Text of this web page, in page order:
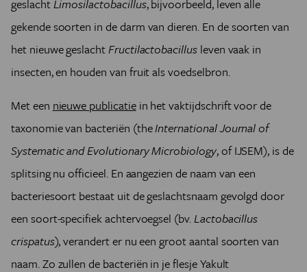
geslachtLimosilactobacillus, bijvoorbeeld, leven alle
gekende soorten in de darm van dieren. En de soorten van
het nieuwe geslachtFructilactobacillusleven vaak in
insecten, en houden van fruit als voedselbron.
Met een nieuwe publicatiein het vaktijdschrift voor de
taxonomie van bacteriën (theInternational Journal of
Systematic and Evolutionary Microbiology, of IJSEM), is de
splitsing nu officieel. En aangezien de naam van een
bacteriesoort bestaat uit de geslachtsnaam gevolgd door
een soort-specifiek achtervoegsel (bv.Lactobacillus
crispatus), verandert er nu een groot aantal soorten van
naam. Zo zullen de bacteriën in je flesje Yakult